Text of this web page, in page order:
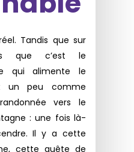
Tandis que sur
que c’est le
qui alimente le
un peu comme
vers le
: une fois là-
Il y a cette
cette quête de